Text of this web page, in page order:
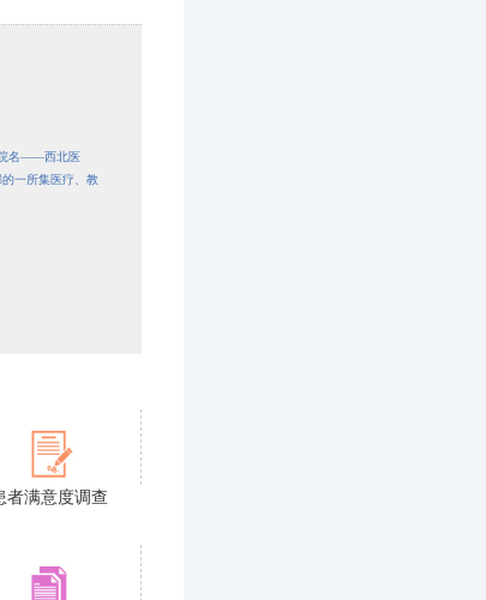
院名——西北医
一所集医疗、教
者满意度调查